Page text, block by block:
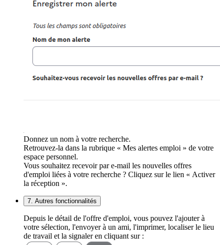
Donnez un nom à votre recherche.
Retrouvez-la dans la rubrique « Mes alertes emploi » de votre
espace personnel.
Vous souhaitez recevoir par e-mail les nouvelles offres
d'emploi liées à votre recherche ? Cliquez sur le lien « Activer
la réception ».
7. Autres fonctionnalités
Depuis le détail de l'offre d'emploi, vous pouvez l'ajouter à
votre sélection, l'envoyer à un ami, l'imprimer, localiser le lieu
de travail et la signaler en cliquant sur :